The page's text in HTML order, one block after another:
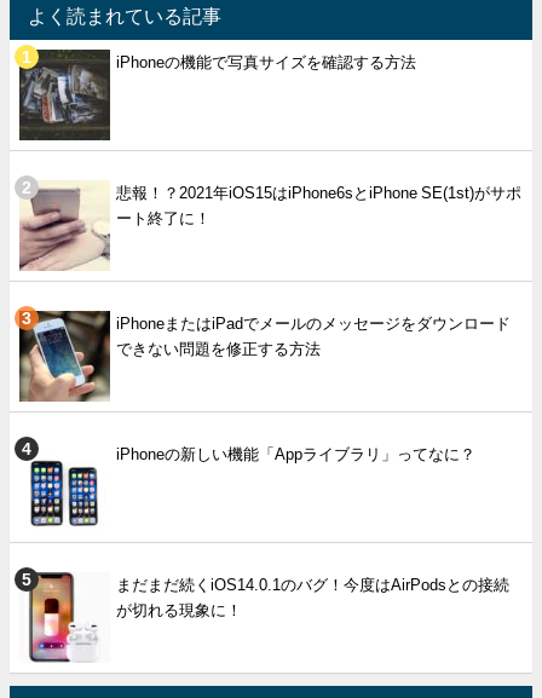
よく読まれている記事
iPhoneの機能で写真サイズを確認する方法
悲報！？2021年iOS15はiPhone6sとiPhone SE(1st)がサポ
ート終了に！
iPhoneまたはiPadでメールのメッセージをダウンロード
できない問題を修正する方法
iPhoneの新しい機能「Appライブラリ」ってなに？
まだまだ続くiOS14.0.1のバグ！今度はAirPodsとの接続
が切れる現象に！